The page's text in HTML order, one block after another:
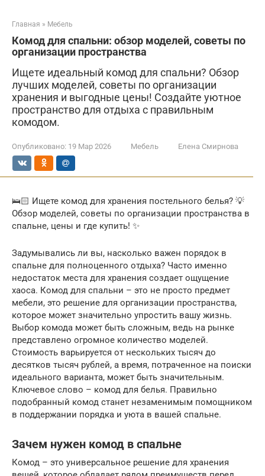
Главная » Мебель
Комод для спальни: обзор моделей, советы по
организации пространства
Ищете идеальный комод для спальни? Обзор
лучших моделей, советы по организации
хранения и выгодные цены! Создайте уютное
пространство для отдыха с правильным
комодом.
Опубликовано: 19 Мар 2026 Мебель Елена Смирнова
🛌🏻 Ищете комод для хранения постельного белья? 💡
Обзор моделей, советы по организации пространства в
спальне, цены и где купить! ✨
Задумывались ли вы, насколько важен порядок в
спальне для полноценного отдыха? Часто именно
недостаток места для хранения создает ощущение
хаоса. Комод для спальни – это не просто предмет
мебели, это решение для организации пространства,
которое может значительно упростить вашу жизнь.
Выбор комода может быть сложным, ведь на рынке
представлено огромное количество моделей.
Стоимость варьируется от нескольких тысяч до
десятков тысяч рублей, а время, потраченное на поиски
идеального варианта, может быть значительным.
Ключевое слово – комод для белья. Правильно
подобранный комод станет незаменимым помощником
в поддержании порядка и уюта в вашей спальне.
Зачем нужен комод в спальне
Комод – это универсальное решение для хранения